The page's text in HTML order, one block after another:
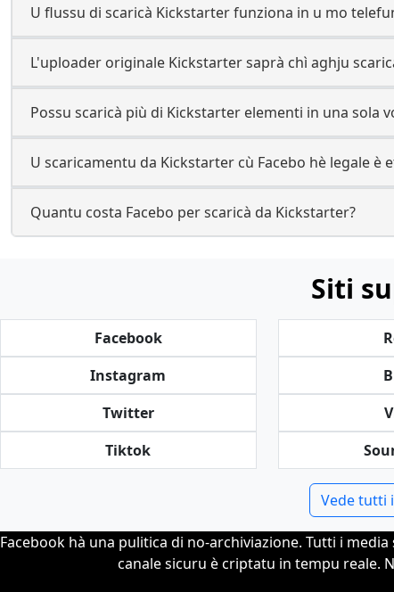
U flussu di scaricà Kickstarter funziona in u mo
L'uploader originale Kickstarter saprà chì aghju
Possu scaricà più di Kickstarter elementi in una sola
U scaricamentu da Kickstarter cù Facebo hè legale è
Quantu costa Facebo per scaricà da Kickstarter?
Siti
Facebook
Instagram
Twitter
Tiktok
Vede tutti
Facebook hà una pulitica di no-archiviazione. Tutti i
canale sicuru è criptatu in tempu reale.